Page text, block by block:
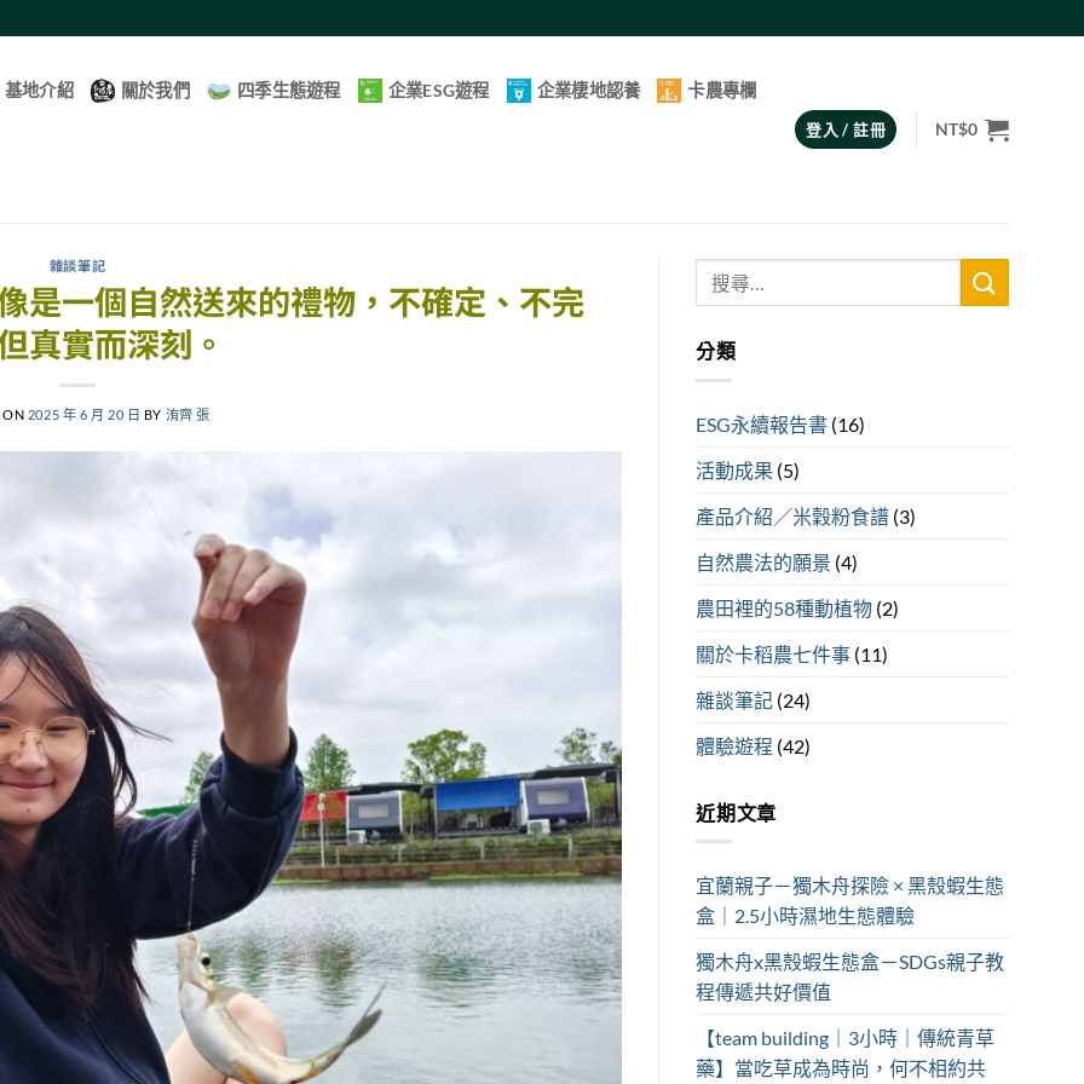
基地介紹 關於我們 四季生態遊程 企業ESG遊程 企業棲地認養 卡農專欄
登入 / 註冊 NT$0
雜談筆記
是一個自然送來的禮物，不確定、不完
真實而深刻。
ON 2025 年 6 月 20 日 BY 洧齊 張
分類
ESG永續報告書 (16)
活動成果 (5)
產品介紹／米穀粉食譜 (3)
自然農法的願景 (4)
農田裡的58種動植物 (2)
關於卡稻農七件事 (11)
雜談筆記 (24)
體驗遊程 (42)
近期文章
宜蘭親子－獨木舟探險 × 黑殼蝦生態
盒｜2.5小時濕地生態體驗
獨木舟x黑殼蝦生態盒－SDGs親子教
程傳遞共好價值
【team building｜3小時｜傳統青草
藥】當吃草成為時尚，何不相約共